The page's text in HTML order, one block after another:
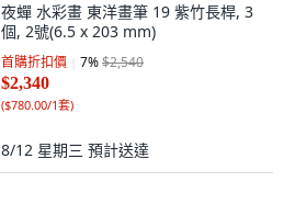
夜蟬 水彩畫 東洋畫筆 19 紫竹長桿, 3
個, 2號(6.5 x 203 mm)
首購折扣價 7%$2,540
$2,340
($780.00/1套)
8/12 星期三 預計送達